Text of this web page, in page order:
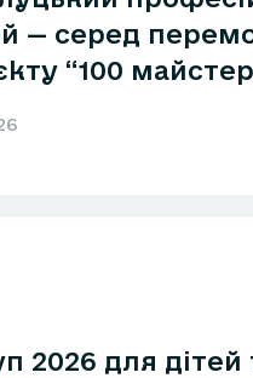
— серед
“100
2026 для дітей